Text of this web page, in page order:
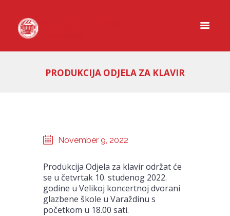
PRODUKCIJA ODJELA ZA KLAVIR
November 9, 2022
Produkcija Odjela za klavir održat će
se u četvrtak 10. studenog 2022.
godine u Velikoj koncertnoj dvorani
glazbene škole u Varaždinu s
početkom u 18.00 sati.